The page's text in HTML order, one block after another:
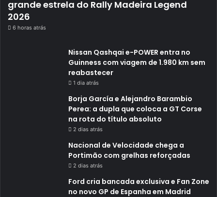
grande estrela do Rally Madeira Legend
2026
6 horas atrás
Nissan Qashqai e-POWER entra no
Guinness com viagem de 1.980 km sem
reabastecer
1 dia atrás
Borja García e Alejandro Barambio
Perea: a dupla que coloca a GT Corse
na rota do título absoluto
2 dias atrás
Nacional de Velocidade chega a
Portimão com grelhas reforçadas
2 dias atrás
Ford cria bancada exclusiva e Fan Zone
no novo GP de Espanha em Madrid